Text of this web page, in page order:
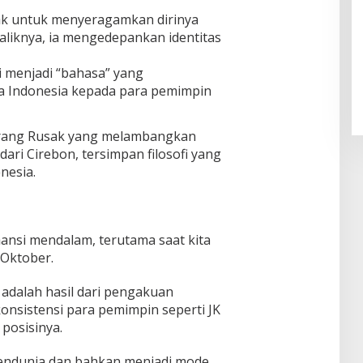
untuk menyeragamkan dirinya
ia mengedepankan identitas
menjadi “bahasa” yang
Indonesia kepada para pemimpin
Rusak yang melambangkan
Cirebon, tersimpan filosofi yang
mendalam, terutama saat kita
hasil dari pengakuan
para pemimpin seperti JK
Pendaftaran Istana Dibuka,
Di Daerah, Nasional
09:13 WIB